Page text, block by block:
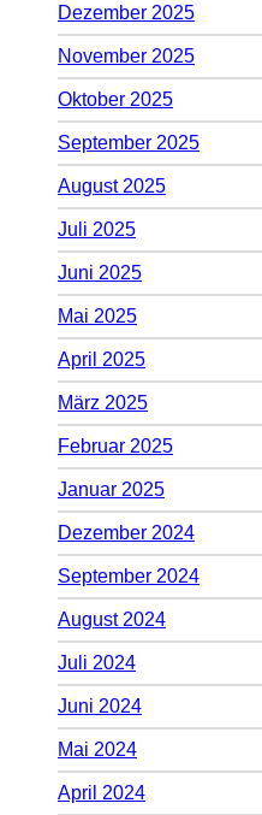
Dezember 2025
November 2025
Oktober 2025
September 2025
August 2025
Juli 2025
Juni 2025
Mai 2025
April 2025
März 2025
Februar 2025
Januar 2025
Dezember 2024
September 2024
August 2024
Juli 2024
Juni 2024
Mai 2024
April 2024